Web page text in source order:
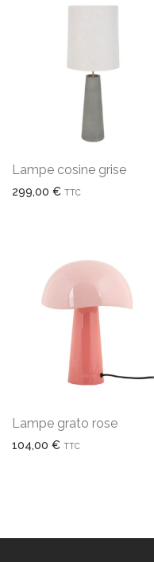
Lampe cosine grise
299,00 € TTC
Lampe grato rose
104,00 € TTC